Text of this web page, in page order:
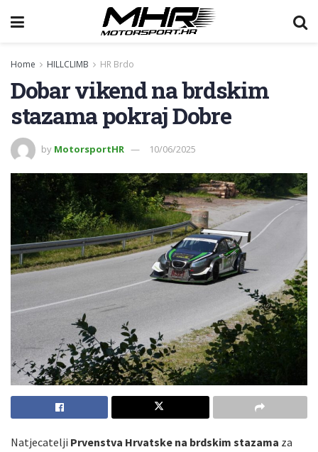
Home HILLCLIMB HR Brdo
Dobar vikend na brdskim
stazama pokraj Dobre
by MotorsportHR 10/06/2025
Natjecatelji Prvenstva Hrvatske na brdskim stazama za